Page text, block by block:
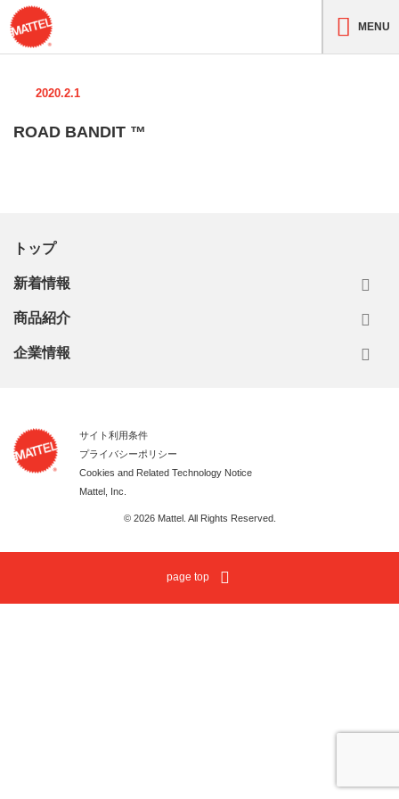
MENU
2020.2.1
ROAD BANDIT ™
トップ
新着情報
商品紹介
企業情報
サイト利用条件
プライバシーポリシー
Cookies and Related Technology Notice
Mattel, Inc.
© 2026 Mattel. All Rights Reserved.
page top